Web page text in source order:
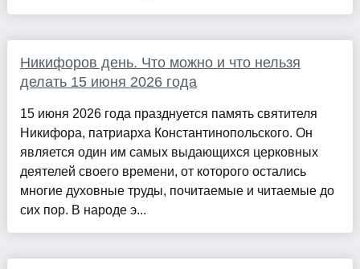
Никифоров день. Что можно и что нельзя
делать 15 июня 2026 года
15 июня 2026 года празднуется память святителя
Никифора, патриарха Константинопольского. Он
является один им самых выдающихся церковных
деятелей своего времени, от которого остались
многие духовные труды, почитаемые и читаемые до
сих пор. В народе э...